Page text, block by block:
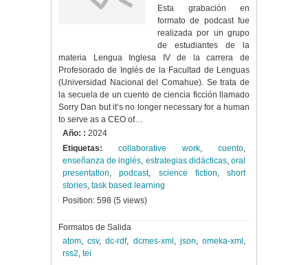
Esta grabación en
formato de podcast fue
realizada por un grupo
de estudiantes de la
materia Lengua Inglesa IV de la carrera de
Profesorado de Inglés de la Facultad de Lenguas
(Universidad Nacional del Comahue). Se trata de
la secuela de un cuento de ciencia ficción llamado
Sorry Dan but it’s no longer necessary for a human
to serve as a CEO of…
Año: : 2024
Etiquetas:
collaborative work, cuento,
enseñanza de inglés, estrategias didácticas,oral
presentation,podcast, science fiction, short
stories, task based learning
Position: 598 (5 views)
Formatos de Salida
atom,csv,dc-rdf, dcmes-xml , json,omeka-xml ,
rss2, tei